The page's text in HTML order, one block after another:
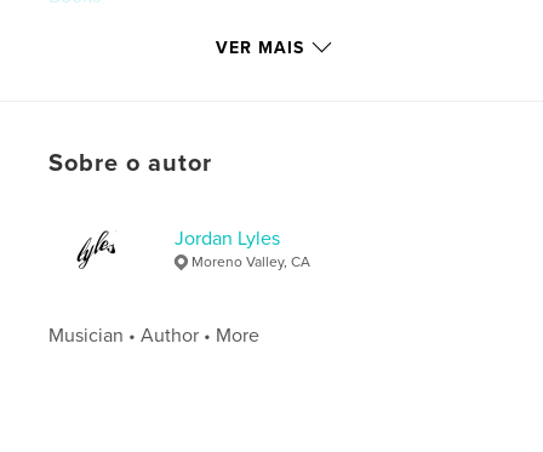
Data de publicação:
VER MAIS
Sobre o autor
Jordan Lyles
Moreno Valley, CA
Musician • Author • More